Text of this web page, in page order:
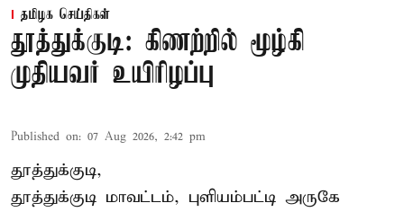
தமிழக செய்திகள்
தூத்துக்குடி: கிணற்றில் மூழ்கி
முதியவர் உயிரிழப்பு
Published on: 07 Aug 2026, 2:42 pm
தூத்துக்குடி,
தூத்துக்குடி மாவட்டம், புளியம்பட்டி அருகே